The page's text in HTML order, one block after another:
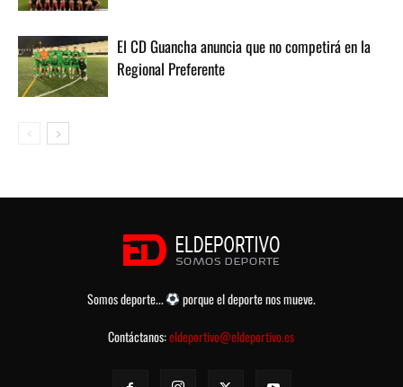
El CD Guancha anuncia que no competirá en la
Regional Preferente
Somos deporte...
porque el deporte nos mueve.
Contáctanos:eldeportivo@eldeportivo.es